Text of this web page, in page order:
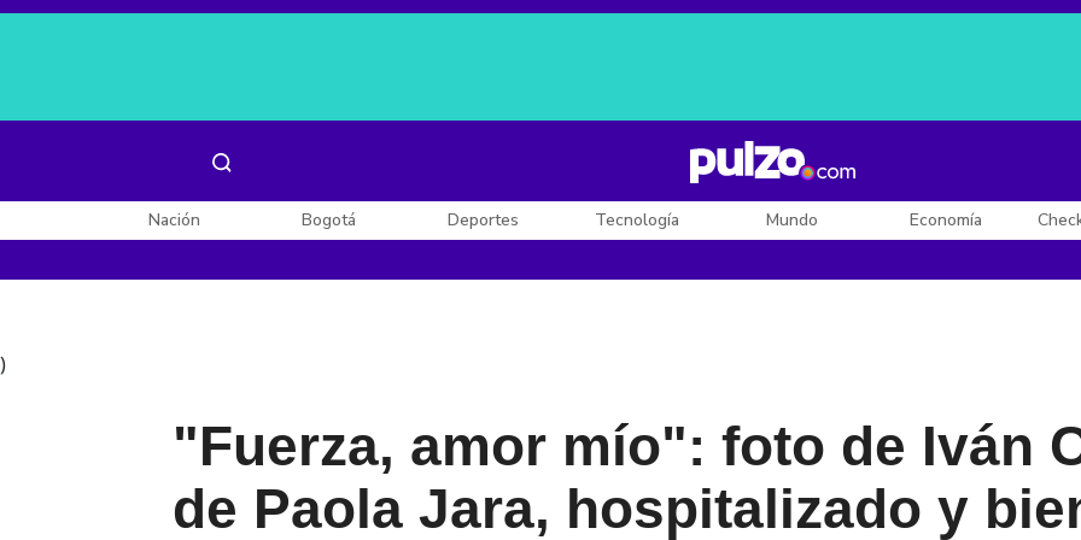
Posesión de De la Espriella
Nación Bogotá Deportes Tecnología Mundo Economía
)
"Fuerza, amor mío": foto de Iván
de Paola Jara, hospitalizado y